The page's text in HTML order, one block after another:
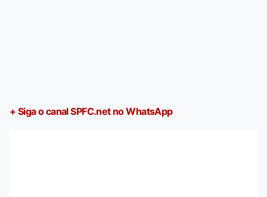
+ Siga o canal SPFC.net no WhatsApp